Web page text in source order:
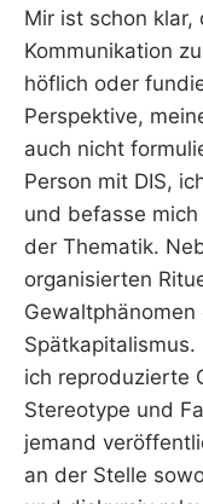
Mir ist schon klar,
Kommunikation
höflich oder
Perspektive,
auch nicht
Person mit DIS,
und befasse
der Thematik.
organisierten
ich reproduzierte
Stereotype und
jemand
an der Stelle